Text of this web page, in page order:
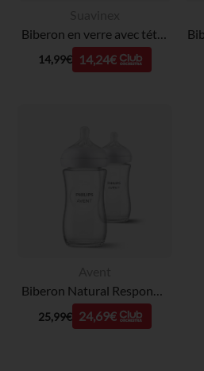
14,99€ 14,24€
Biberon Natural Response 3.0 en Verre 240ml - 2 pièces
25,99€ 24,69€